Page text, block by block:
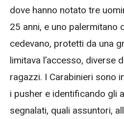
dove hanno notato tre
25 anni, e uno palermitano
cedevano, protetti da una
limitava l’accesso, diverse
ragazzi. I Carabinieri sono
i pusher e identificando gli
segnalati, quali assuntori,